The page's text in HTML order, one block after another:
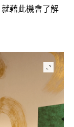
就藉此機會了解